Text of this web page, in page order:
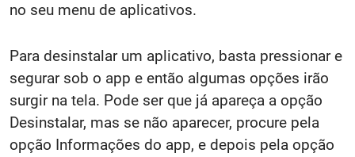
no seu menu de aplicativos.
Para desinstalar um aplicativo, basta pressionar e
segurar sob o app e então algumas opções irão
surgir na tela. Pode ser que já apareça a opção
Desinstalar, mas se não aparecer, procure pela
opção Informações do app, e depois pela opção